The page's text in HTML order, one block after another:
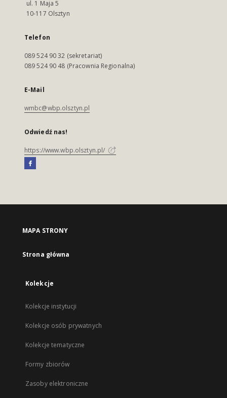
ul. 1 Maja 5
10-117 Olsztyn
Telefon
089 524 90 32 (sekretariat)
089 524 90 48 (Pracownia Regionalna)
E-Mail
wmbc@wbp.olsztyn.pl
Odwiedź nas!
https://www.wbp.olsztyn.pl/
MAPA STRONY
Strona główna
Kolekcje
Kolekcje instytucji
Kolekcje osób prywatnych
Kolekcje tematyczne
Formy zbiorów
Zasoby elektroniczne